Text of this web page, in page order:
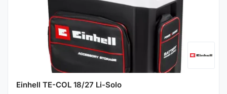
Einhell TE-COL 18/27 Li-Solo